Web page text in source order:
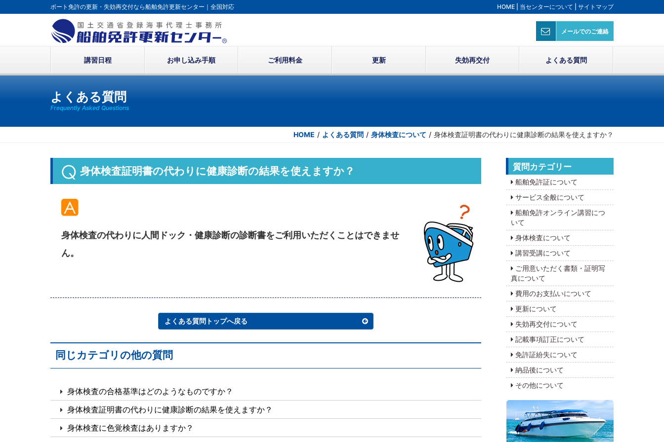
ボート免許の更新・失効再交付なら船舶免許更新センター｜全国対応 HOME 当センターについて サイトマップ
メールでのご連絡
講習日程 お申し込み手順 ご利用料金 更新 失効再交付 よくある質問
よくある質問
Frequently Asked Questions
HOME / よくある質問 / 身体検査について / 身体検査証明書の代わりに健康診断の結果を使えますか？
身体検査証明書の代わりに健康診断の結果を使えますか？
身体検査の代わりに人間ドック・健康診断の診断書をご利用いただくことはできませ
ん。
よくある質問トップへ戻る
同じカテゴリの他の質問
身体検査の合格基準はどのようなものですか？
身体検査証明書の代わりに健康診断の結果を使えますか？
身体検査に色覚検査はありますか？
質問カテゴリー
船舶免許証について
サービス全般について
船舶免許オンライン講習につ
いて
身体検査について
講習受講について
ご用意いただく書類・証明写
真について
費用のお支払いについて
更新について
失効再交付について
記載事項訂正について
免許証紛失について
納品後について
その他について